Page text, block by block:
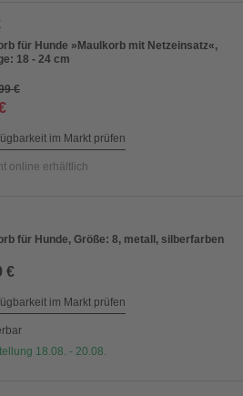
für Hunde »Maulkorb mit Netzeinsatz«,
18 - 24 cm
€
im Markt prüfen
online erhältlich
für Hunde, Größe: 8, metall, silberfarben
€
im Markt prüfen
18.08. - 20.08.